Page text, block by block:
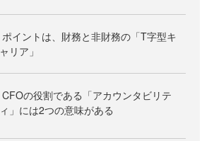
ポイントは、財務と非財務の「T字型キ
ャリア」
CFOの役割である「アカウンタビリテ
ィ」には2つの意味がある